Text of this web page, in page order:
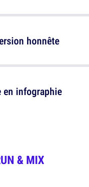
en infographie
honnête
& MIX